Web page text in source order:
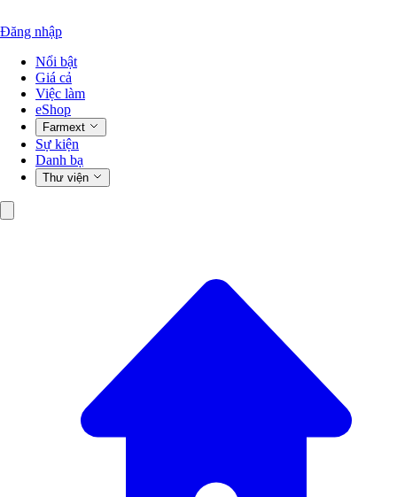
Đăng nhập
Nổi bật
Giá cả
Việc làm
eShop
Farmext
Sự kiện
Danh bạ
Thư viện